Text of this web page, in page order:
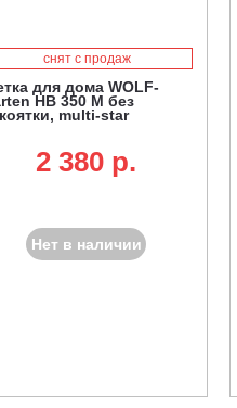
снят с продаж
для дома WOLF-
HB 350 M без
multi-star
2 380 p.
Нет в наличии